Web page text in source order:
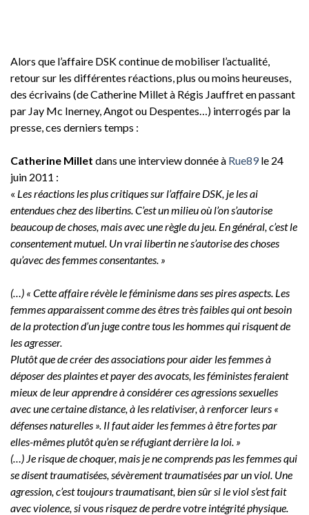
Alors que l’affaire DSK continue de mobiliser l’actualité,
retour sur les différentes réactions, plus ou moins heureuses,
des écrivains (de Catherine Millet à Régis Jauffret en passant
par Jay Mc Inerney, Angot ou Despentes…) interrogés par la
presse, ces derniers temps :
Catherine Millet dans une interview donnée à Rue89le 24
juin 2011 :
« Les réactions les plus critiques sur l’affaire DSK, je les ai
entendues chez des libertins. C’est un milieu où l’on s’autorise
beaucoup de choses, mais avec une règle du jeu. En général, c’est le
consentement mutuel. Un vrai libertin ne s’autorise des choses
qu’avec des femmes consentantes. »
(…) « Cette affaire révèle le féminisme dans ses pires aspects. Les
femmes apparaissent comme des êtres très faibles qui ont besoin
de la protection d’un juge contre tous les hommes qui risquent de
les agresser.
Plutôt que de créer des associations pour aider les femmes à
déposer des plaintes et payer des avocats, les féministes feraient
mieux de leur apprendre à considérer ces agressions sexuelles
avec une certaine distance, à les relativiser, à renforcer leurs «
défenses naturelles ». Il faut aider les femmes à être fortes par
elles-mêmes plutôt qu’en se réfugiant derrière la loi. »
(…) Je risque de choquer, mais je ne comprends pas les femmes qui
se disent traumatisées, sévèrement traumatisées par un viol. Une
agression, c’est toujours traumatisant, bien sûr si le viol s’est fait
avec violence, si vous risquez de perdre votre intégrité physique.